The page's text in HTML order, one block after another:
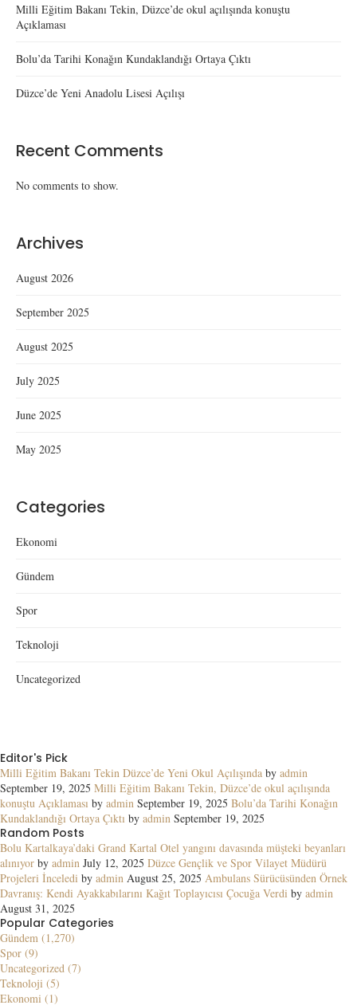
Milli Eğitim Bakanı Tekin, Düzce’de okul açılışında konuştu
Açıklaması
Bolu’da Tarihi Konağın Kundaklandığı Ortaya Çıktı
Düzce’de Yeni Anadolu Lisesi Açılışı
Recent Comments
No comments to show.
Archives
August 2026
September 2025
August 2025
July 2025
June 2025
May 2025
Categories
Ekonomi
Gündem
Spor
Teknoloji
Uncategorized
Editor's Pick
Milli Eğitim Bakanı Tekin Düzce’de Yeni Okul Açılışında by admin
September 19, 2025 Milli Eğitim Bakanı Tekin, Düzce’de okul açılışında
konuştu Açıklaması by admin September 19, 2025 Bolu’da Tarihi Konağın
Kundaklandığı Ortaya Çıktı by admin September 19, 2025
Random Posts
Bolu Kartalkaya’daki Grand Kartal Otel yangını davasında müşteki beyanları
alınıyor by admin July 12, 2025 Düzce Gençlik ve Spor Vilayet Müdürü
Projeleri İnceledi by admin August 25, 2025 Ambulans Sürücüsünden Örnek
Davranış: Kendi Ayakkabılarını Kağıt Toplayıcısı Çocuğa Verdi by admin
August 31, 2025
Popular Categories
Gündem (1,270)
Spor (9)
Uncategorized (7)
Teknoloji (5)
Ekonomi (1)